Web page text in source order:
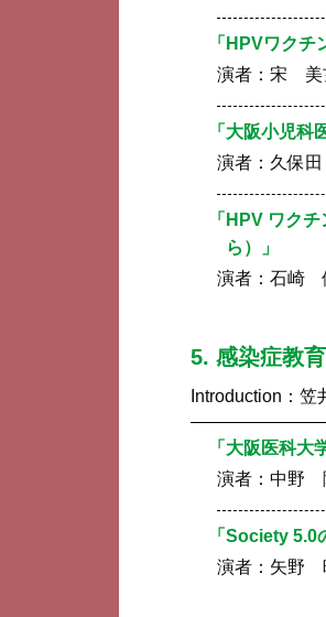
「HPVワク
演者： 宋 美
「大阪小児科
演者： 久保
「HPV ワク
ら）」
演者： 石崎
5. 感染症教
Introduction： 笠
「大阪医科
演者： 中野
「Society 5.0
演者： 矢野